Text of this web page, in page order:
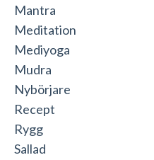
Mantra
Meditation
Mediyoga
Mudra
Nybörjare
Recept
Rygg
Sallad